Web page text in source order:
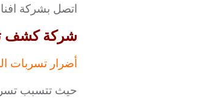
اتصل بشركة
شركة كشف تسرب
أضرار تسربات
حيث تتسبب